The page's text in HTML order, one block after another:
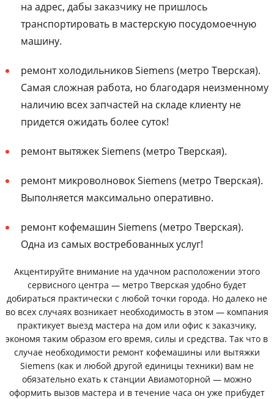
на адрес, дабы заказчику не пришлось
транспортировать в мастерскую посудомоечную
машину.
ремонт холодильников Siemens (метро Тверская).
Самая сложная работа, но благодаря неизменному
наличию всех запчастей на складе клиенту не
придется ожидать более суток!
ремонт вытяжек Siemens (метро Тверская).
ремонт микроволновок Siemens (метро Тверская).
Выполняется максимально оперативно.
ремонт кофемашин Siemens (метро Тверская).
Одна из самых востребованных услуг!
Акцентируйте внимание на удачном расположении этого
сервисного центра — метро Тверская удобно будет
добираться практически с любой точки города. Но далеко не
во всех случаях возникает необходимость в этом — компания
практикует выезд мастера на дом или офис к заказчику,
экономя таким образом его время, силы и средства. Так что в
случае необходимости ремонт кофемашины или вытяжки
Siemens (как и любой другой единицы техники) вам не
обязательно ехать к станции Авиамоторной — можно
оформить вызов мастера и в течение часа он уже прибудет